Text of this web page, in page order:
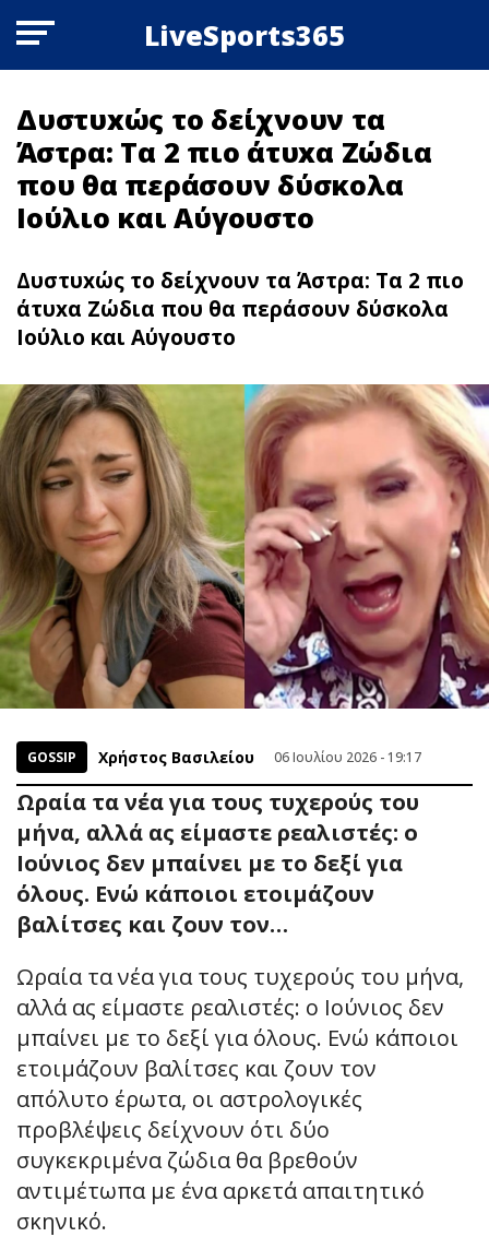
LiveSports365
Δυστυxώς το δείχνουν τα
Άστρα: Τα 2 πιο άτυxα Zώδια
που θα περάσουν δύσκολα
Ιούλιο και Αύγουστο
Δυστυxώς το δείχνουν τα Άστρα: Τα 2 πιο
άτυxα Zώδια που θα περάσουν δύσκολα
Ιούλιο και Αύγουστο
GOSSIP Χρήστος Βασιλείου 06 Ιουλίου 2026 - 19:17
Ωραία τα νέα για τους τυχερούς του
μήνα, αλλά ας είμαστε ρεαλιστές: ο
Ιούνιος δεν μπαίνει με το δεξί για
όλους. Ενώ κάποιοι ετοιμάζουν
βαλίτσες και ζουν τον…
Ωραία τα νέα για τους τυχερούς του μήνα,
αλλά ας είμαστε ρεαλιστές: ο Ιούνιος δεν
μπαίνει με το δεξί για όλους. Ενώ κάποιοι
ετοιμάζουν βαλίτσες και ζουν τον
απόλυτο έρωτα, οι αστρολογικές
προβλέψεις δείχνουν ότι δύο
συγκεκριμένα ζώδια θα βρεθούν
αντιμέτωπα με ένα αρκετά απαιτητικό
σκηνικό.